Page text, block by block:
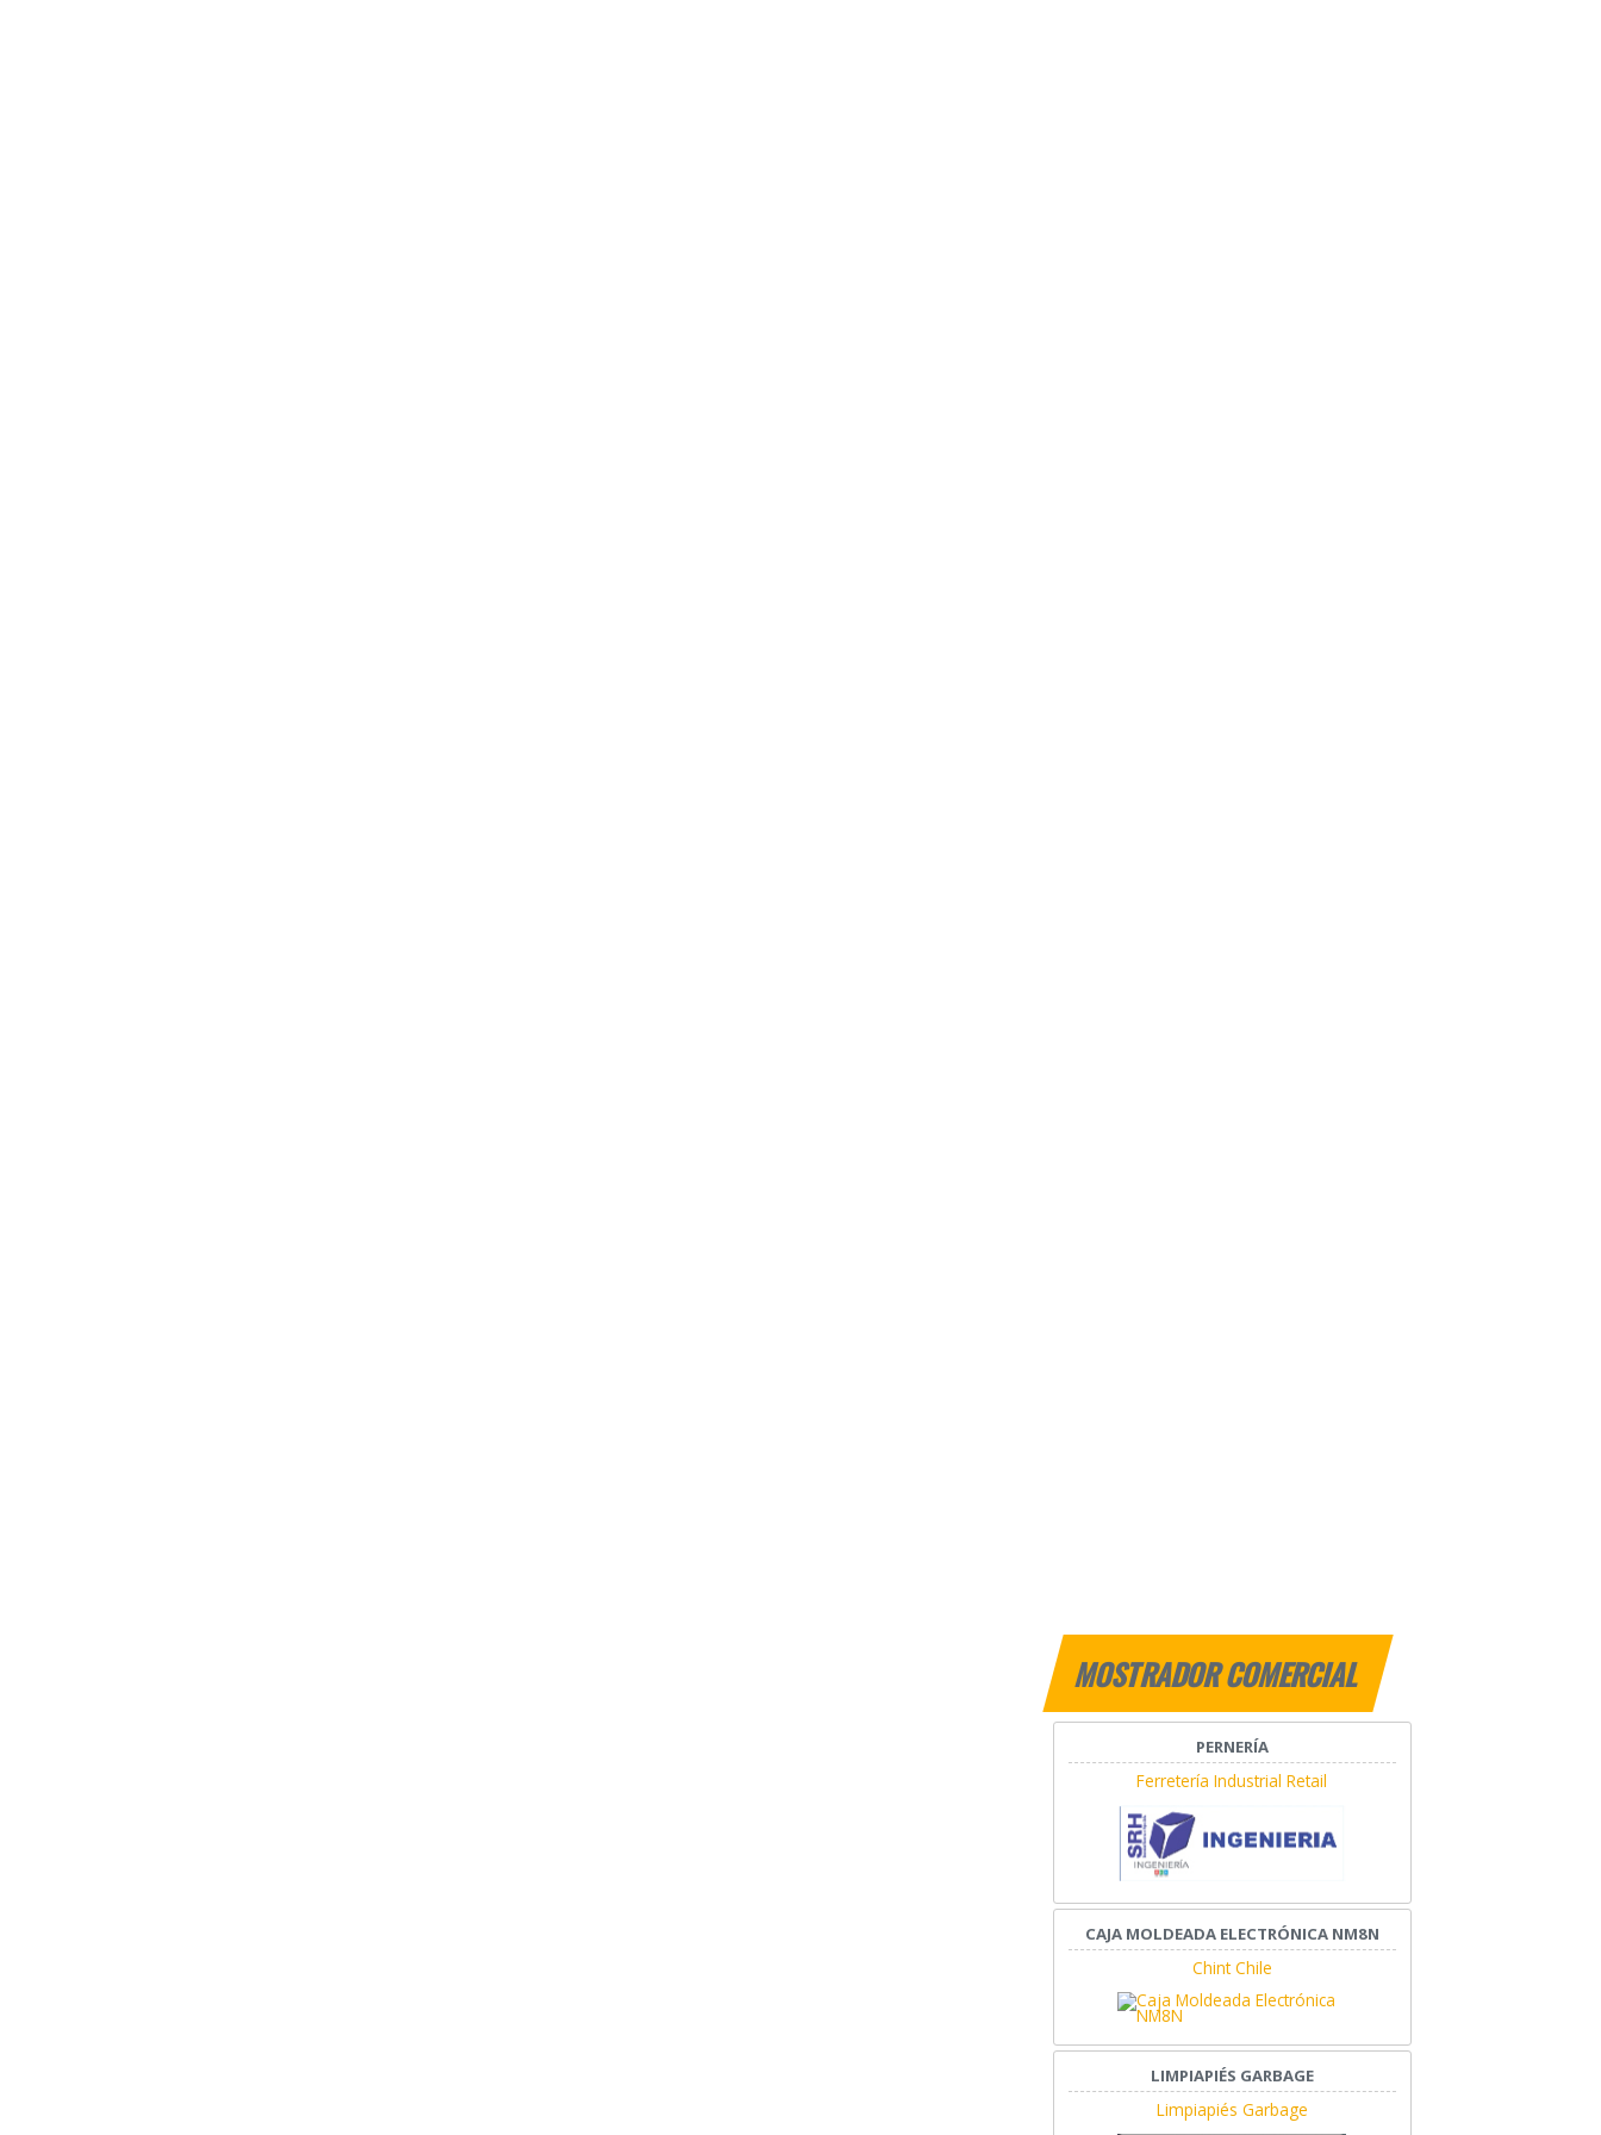
MOSTRADOR COMERCIAL
PERNERÍA
Ferretería Industrial Retail
CAJA MOLDEADA ELECTRÓNICA NM8N
Chint Chile
LIMPIAPIÉS GARBAGE
Limpiapiés Garbage